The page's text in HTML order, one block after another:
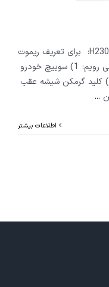
تعریف ریموت خودروی برلیانس H220 و H230: برای تعریف ریموت
خودروی برلیانس طبق مراحل زیر پیش می رویم: 1) سوييچ خودرو
را باز كرده و در حالت IG on قرار دهید. 2) کلید گرمكن شيشه عقب
...
اطلاعات بیشتر